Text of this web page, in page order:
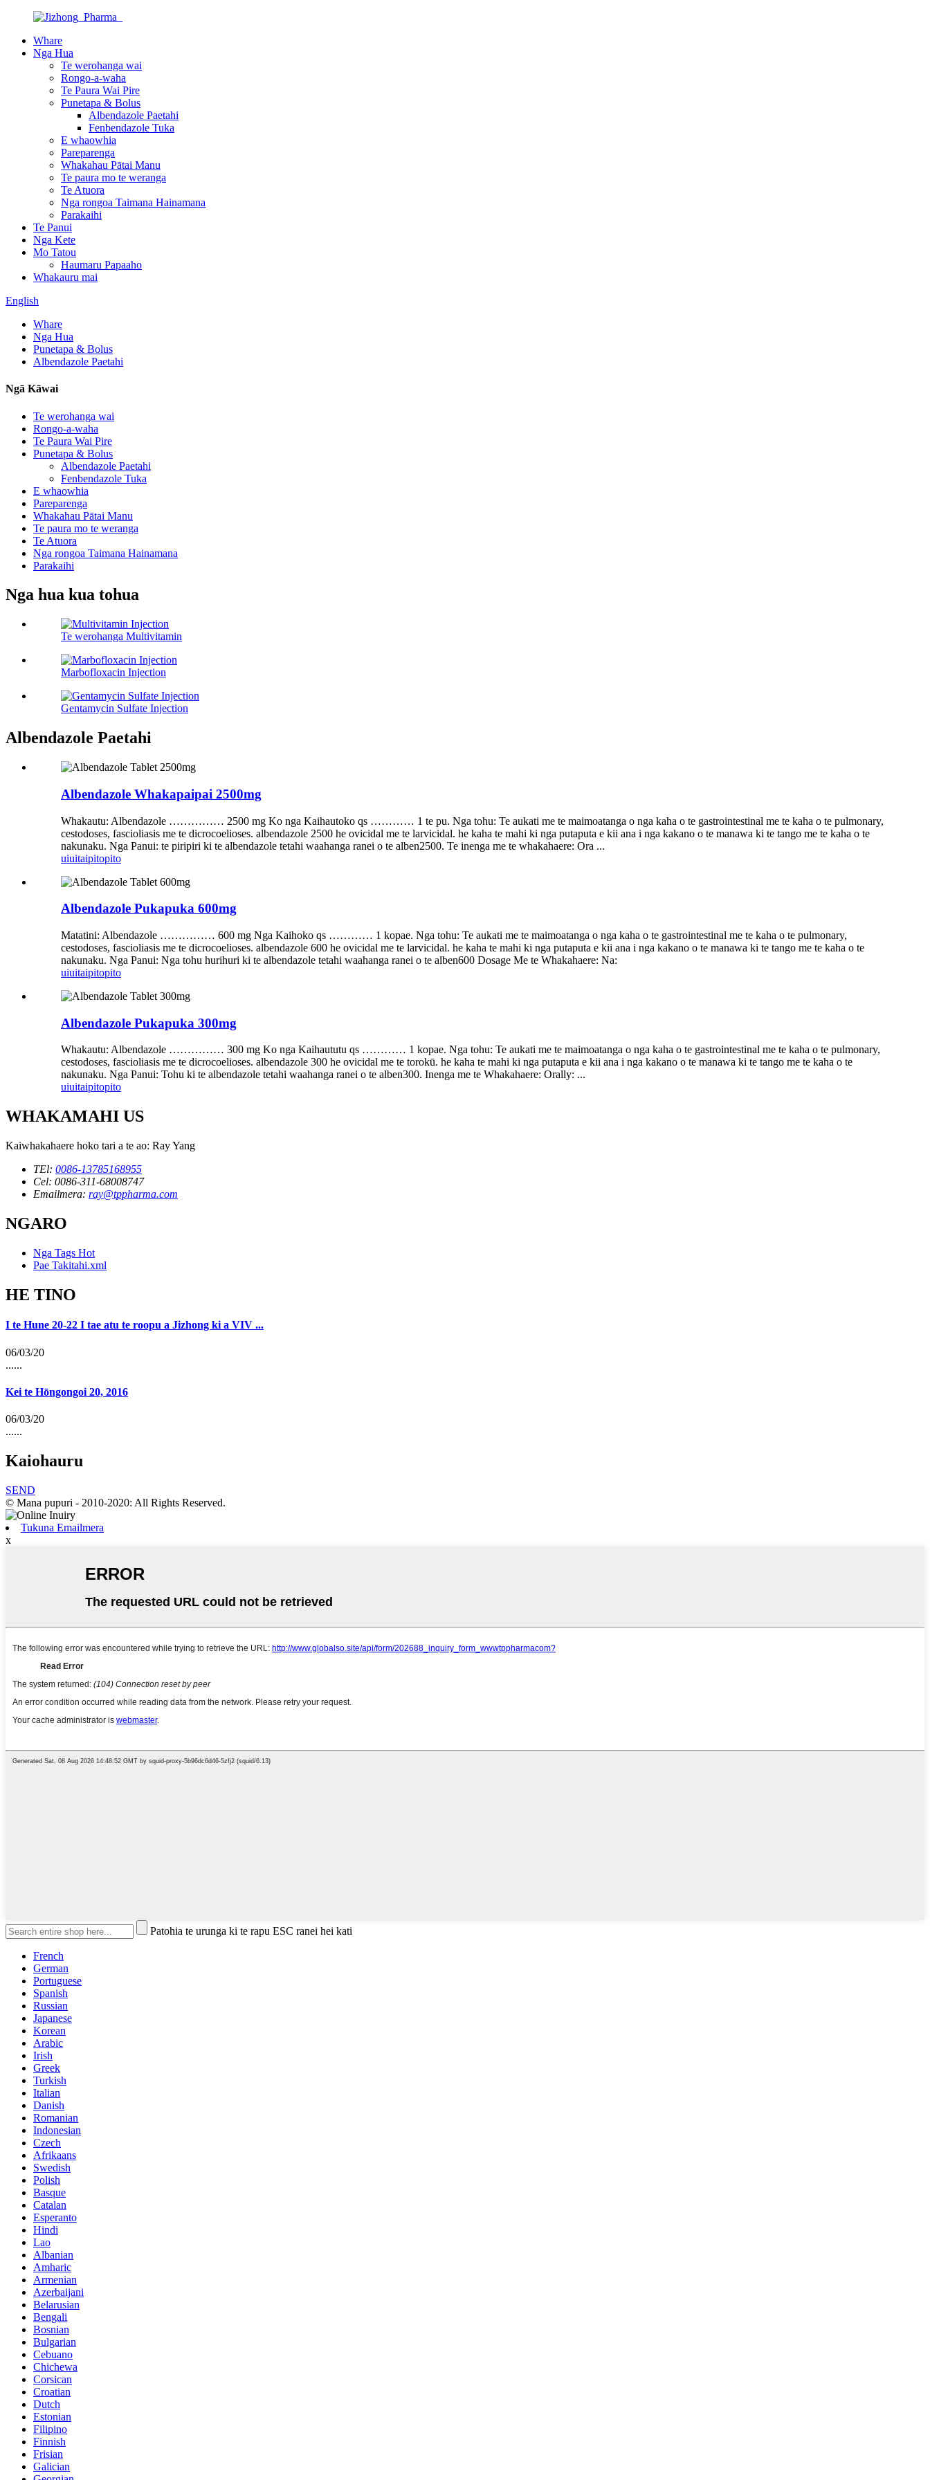
Whare
Nga Hua
Te werohanga wai
Rongo-a-waha
Te Paura Wai Pire
Punetapa & Bolus
Albendazole Paetahi
Fenbendazole Tuka
E whaowhia
Pareparenga
Whakahau Pātai Manu
Te paura mo te weranga
Te Atuora
Nga rongoa Taimana Hainamana
Parakaihi
Te Panui
Nga Kete
Mo Tatou
Haumaru Papaaho
Whakauru mai
English
Whare
Nga Hua
Punetapa & Bolus
Albendazole Paetahi
Ngā Kāwai
Te werohanga wai
Rongo-a-waha
Te Paura Wai Pire
Punetapa & Bolus
Albendazole Paetahi
Fenbendazole Tuka
E whaowhia
Pareparenga
Whakahau Pātai Manu
Te paura mo te weranga
Te Atuora
Nga rongoa Taimana Hainamana
Parakaihi
Nga hua kua tohua
Te werohanga Multivitamin
Marbofloxacin Injection
Gentamycin Sulfate Injection
Albendazole Paetahi
Albendazole Whakapaipai 2500mg
Whakautu: Albendazole …………… 2500 mg Ko nga Kaihautoko qs ………… 1 te pu. Nga tohu: Te aukati me te maimoatanga o nga kaha o te gastrointestinal me te kaha o te pulmonary,
cestodoses, fascioliasis me te dicrocoelioses. albendazole 2500 he ovicidal me te larvicidal. he kaha te mahi ki nga putaputa e kii ana i nga kakano o te manawa ki te tango me te kaha o te
nakunaku. Nga Panui: te piripiri ki te albendazole tetahi waahanga ranei o te alben2500. Te inenga me te whakahaere: Ora ...
uiuitaipitopito
Albendazole Pukapuka 600mg
Matatini: Albendazole …………… 600 mg Nga Kaihoko qs ………… 1 kopae. Nga tohu: Te aukati me te maimoatanga o nga kaha o te gastrointestinal me te kaha o te pulmonary,
cestodoses, fascioliasis me te dicrocoelioses. albendazole 600 he ovicidal me te larvicidal. he kaha te mahi ki nga putaputa e kii ana i nga kakano o te manawa ki te tango me te kaha o te
nakunaku. Nga Panui: Nga tohu hurihuri ki te albendazole tetahi waahanga ranei o te alben600 Dosage Me te Whakahaere: Na:
uiuitaipitopito
Albendazole Pukapuka 300mg
Whakautu: Albendazole …………… 300 mg Ko nga Kaihaututu qs ………… 1 kopae. Nga tohu: Te aukati me te maimoatanga o nga kaha o te gastrointestinal me te kaha o te pulmonary,
cestodoses, fascioliasis me te dicrocoelioses. albendazole 300 he ovicidal me te torokū. he kaha te mahi ki nga putaputa e kii ana i nga kakano o te manawa ki te tango me te kaha o te
nakunaku. Nga Panui: Tohu ki te albendazole tetahi waahanga ranei o te alben300. Inenga me te Whakahaere: Orally: ...
uiuitaipitopito
WHAKAMAHI US
Kaiwhakahaere hoko tari a te ao: Ray Yang
TEl: 0086-13785168955
Cel: 0086-311-68008747
Emailmera: ray@tppharma.com
NGARO
Nga Tags Hot
Pae Takitahi.xml
HE TINO
I te Hune 20-22 I tae atu te roopu a Jizhong ki a VIV ...
06/03/20
......
Kei te Hōngongoi 20, 2016
06/03/20
......
Kaiohauru
SEND
© Mana pupuri - 2010-2020: All Rights Reserved.
Tukuna Emailmera
x
Patohia te urunga ki te rapu ESC ranei hei kati
French
German
Portuguese
Spanish
Russian
Japanese
Korean
Arabic
Irish
Greek
Turkish
Italian
Danish
Romanian
Indonesian
Czech
Afrikaans
Swedish
Polish
Basque
Catalan
Esperanto
Hindi
Lao
Albanian
Amharic
Armenian
Azerbaijani
Belarusian
Bengali
Bosnian
Bulgarian
Cebuano
Chichewa
Corsican
Croatian
Dutch
Estonian
Filipino
Finnish
Frisian
Galician